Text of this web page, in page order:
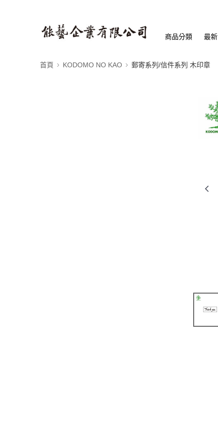
商品分類 最
首頁 KODOMO NO KAO 郵寄系列/信件系列 木印章